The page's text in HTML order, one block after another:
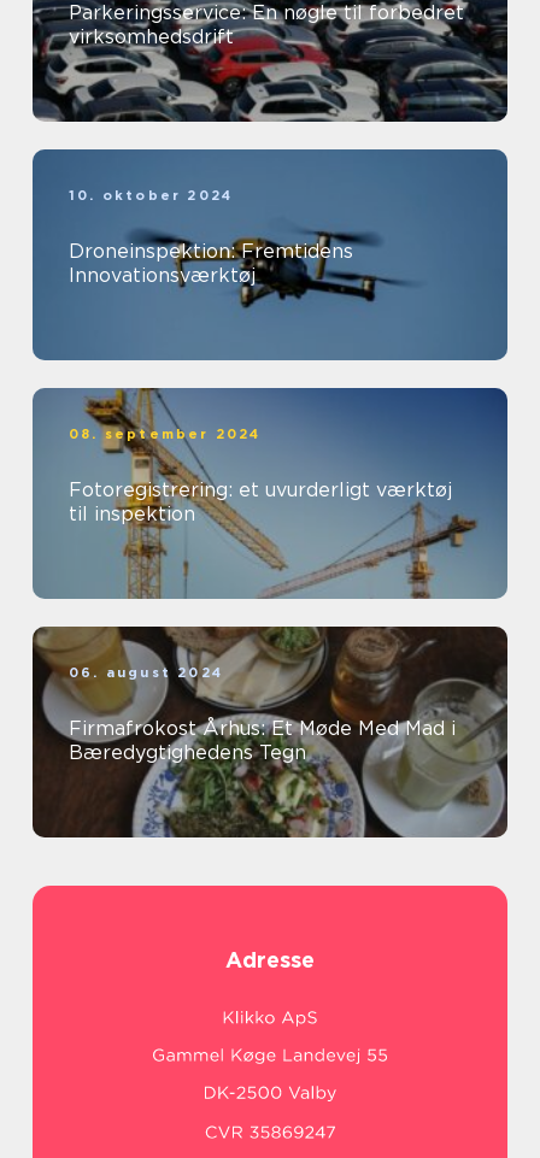
Parkeringsservice: En nøgle til forbedret
virksomhedsdrift
10. oktober 2024
Droneinspektion: Fremtidens
Innovationsværktøj
08. september 2024
Fotoregistrering: et uvurderligt værktøj
til inspektion
06. august 2024
Firmafrokost Århus: Et Møde Med Mad i
Bæredygtighedens Tegn
Adresse